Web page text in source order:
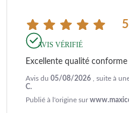
5
AVIS VÉRIFIÉ
Excellente qualité
Avis du 05/08/2026 , suite à
C.
Publié à l'origine sur